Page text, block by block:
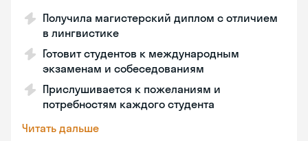
Получила магистерский диплом с отличием
в лингвистике
Готовит студентов к международным
экзаменам и собеседованиям
Прислушивается к пожеланиям и
потребностям каждого студента
Читать дальше